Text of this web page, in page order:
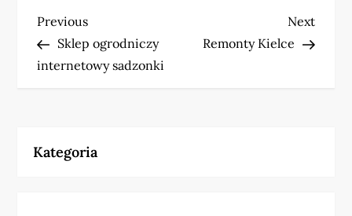
N
a
g
Previous
Post
Previous
Sklep ogrodniczy
internetowy sadzonki
Next
Post
Next
Remonty Kielce
Kategoria